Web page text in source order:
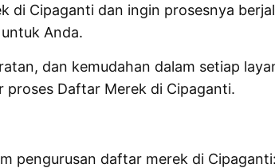
di Cipaganti dan ingin prosesnya
Anda.
dan kemudahan dalam setiap
proses Daftar Merek di Cipaganti.
pengurusan daftar merek di Cipaganti: